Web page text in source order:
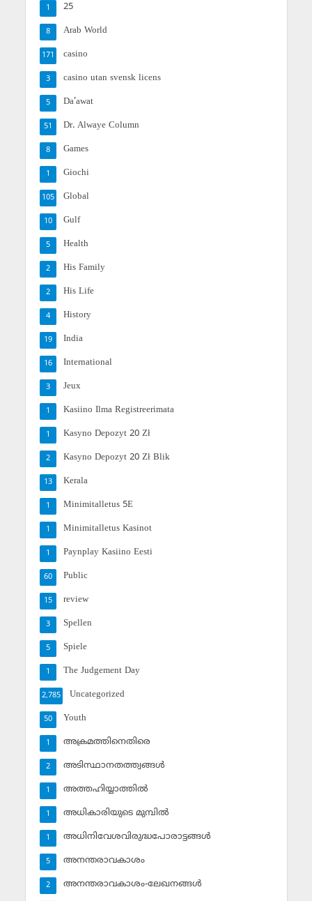
25
1
Arab World
8
casino
171
casino utan svensk licens
3
Da'awat
5
Dr. Alwaye Column
51
Games
8
Giochi
1
Global
105
Gulf
10
Health
5
His Family
2
His Life
2
History
4
India
19
International
16
Jeux
3
Kasiino Ilma Registreerimata
1
Kasyno Depozyt 20 Zł
1
Kasyno Depozyt 20 Zł Blik
2
Kerala
13
Minimitalletus 5E
1
Minimitalletus Kasinot
1
Paynplay Kasiino Eesti
1
Public
60
review
15
Spellen
3
Spiele
5
The Judgement Day
1
Uncategorized
2,785
Youth
50
അക്രമത്തിനെതിരെ
1
അടിസ്ഥാനതത്ത്വങ്ങള്‍
2
അത്തഹിയ്യാത്തില്‍
1
അധികാരിയുടെ മുമ്പില്‍
1
അധിനിവേശവിരുദ്ധപോരാട്ടങ്ങള്‍
1
അനന്തരാവകാശം
5
അനന്തരാവകാശം-ലേഖനങ്ങള്‍
2